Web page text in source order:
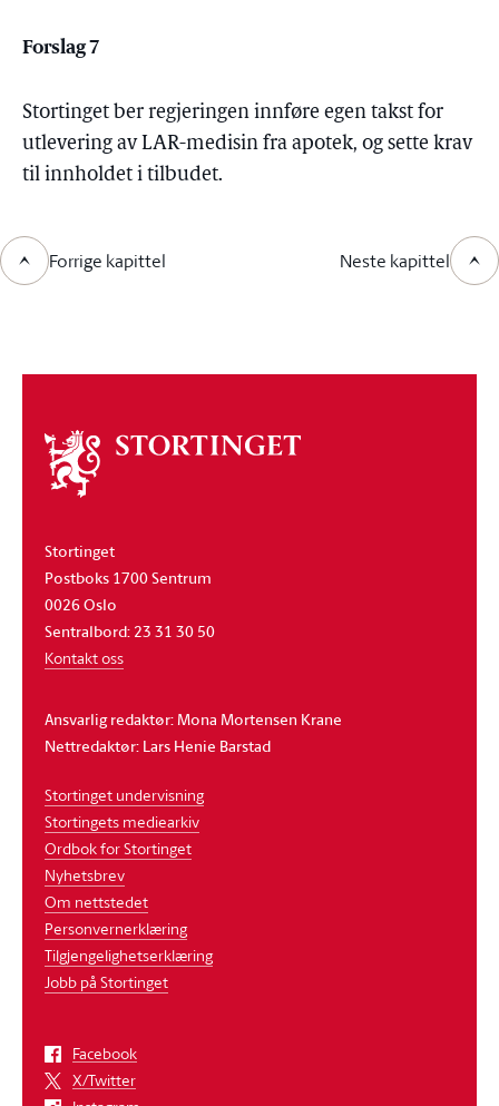
Forslag 7
Stortinget ber regjeringen innføre egen takst for
utlevering av LAR-medisin fra apotek, og sette krav
til innholdet i tilbudet.
Forrige kapittel Neste kapittel
Om
stortinget
Stortinget
Postboks 1700 Sentrum
0026 Oslo
Sentralbord: 23 31 30 50
Kontakt oss
Ansvarlig redaktør: Mona Mortensen Krane
Nettredaktør: Lars Henie Barstad
Stortinget undervisning
Stortingets mediearkiv
Ordbok for Stortinget
Nyhetsbrev
Om nettstedet
Personvernerklæring
Tilgjengelighetserklæring
Jobb på Stortinget
Facebook
X/Twitter